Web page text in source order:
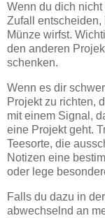
Wenn du dich
Zufall entscheiden,
Münze wirfst.
den anderen
schenken.
Wenn es dir
Projekt zu richten,
mit einem Signal,
eine Projekt geht.
Teesorte, die
Notizen eine
oder lege
Falls du dazu in
abwechselnd an